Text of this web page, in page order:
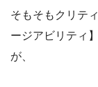
そもそもクリテ
ージアビリティ
が、